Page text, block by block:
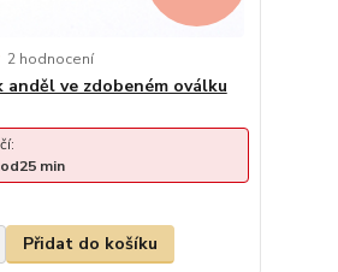
2 hodnocení
anděl ve zdobeném oválku
25 min
Přidat do košíku